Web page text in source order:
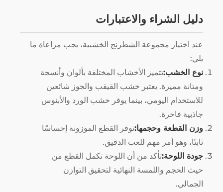
دليل الشراء والاعتبارات
عند اختيار مجموعة الشطرنج الخشبية، يجب مراعاة ما
يلي:
نوع الخشب:تتميز الأخشاب المختلفة بألوان وأنسجة
ومتانة مميزة. يعتبر خشب القيقب والجوز شائعين
للاستخدام اليومي، بينما يوفر خشب الورد والأبنوس
جاذبية فاخرة.
وزن القطعة وحجمها:توفر القطع الموزونة إحساسًا
ثابتًا، وهو أمر مهم للعب الدقيق.
جودة اللوحة:تأكد من أن اللوحة تكمل القطع من
حيث الحجم واللمسة النهائية لتحقيق التوازن
الجمالي.